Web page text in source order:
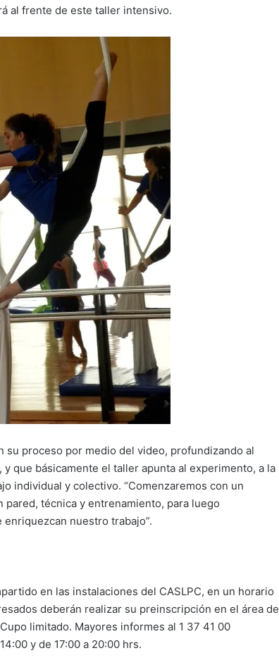
al frente de este taller intensivo.
proceso por medio del video, profundizando al
que básicamente el taller apunta al experimento, a la
individual y colectivo. “Comenzaremos con un
técnica y entrenamiento, para luego
nuestro trabajo”.
en las instalaciones del CASLPC, en un horario
deberán realizar su preinscripción en el área de
limitado. Mayores informes al 1 37 41 00
y de 17:00 a 20:00 hrs.